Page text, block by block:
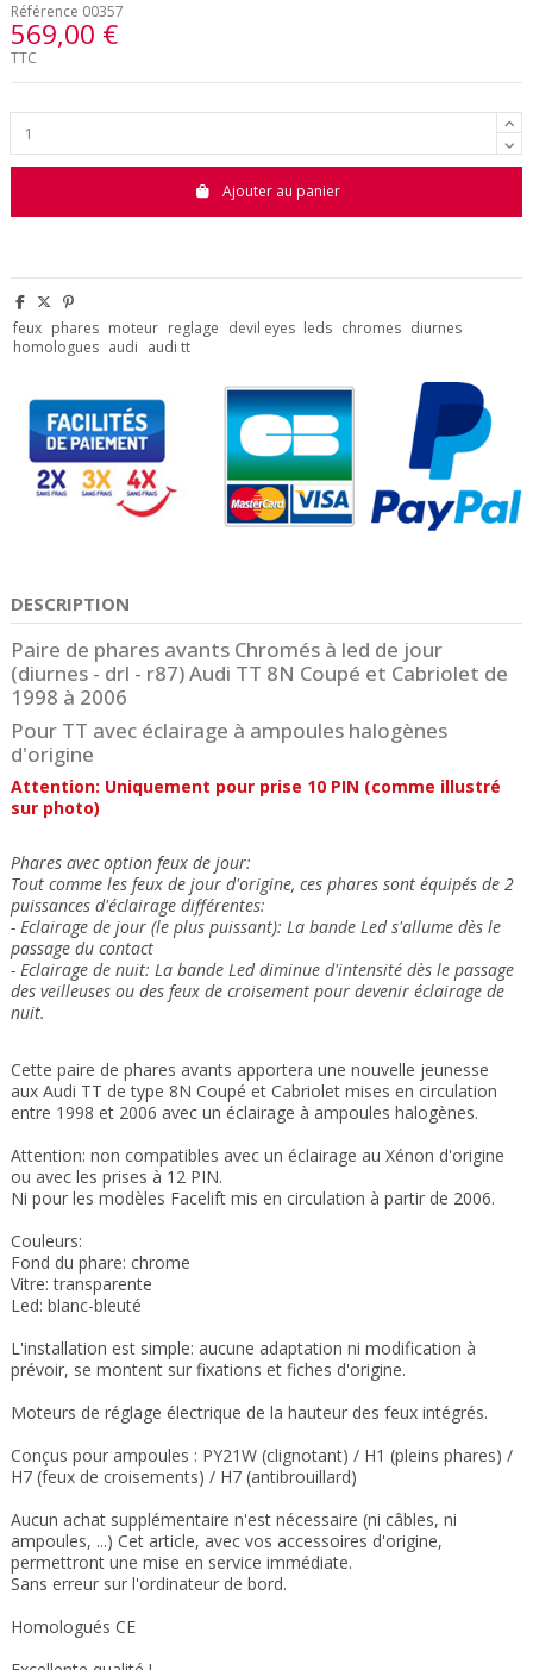
Référence 00357
569,00 €
TTC
Ajouter au panier
feux phares moteur reglage devil eyes leds chromes diurnes
homologues audi audi tt
DESCRIPTION
Paire de phares avants Chromés à led de jour
(diurnes - drl - r87) Audi TT 8N Coupé et Cabriolet de
1998 à 2006
Pour TT avec éclairage à ampoules halogènes
d'origine
Attention: Uniquement pour prise 10 PIN (comme illustré
sur photo)
Phares avec option feux de jour:
Tout comme les feux de jour d'origine, ces phares sont équipés de 2
puissances d'éclairage différentes:
- Eclairage de jour (le plus puissant): La bande Led s'allume dès le
passage du contact
- Eclairage de nuit: La bande Led diminue d'intensité dès le passage
des veilleuses ou des feux de croisement pour devenir éclairage de
nuit.
Cette paire de phares avants apportera une nouvelle jeunesse
aux Audi TT de type 8N Coupé et Cabriolet mises en circulation
entre 1998 et 2006 avec un éclairage à ampoules halogènes.
Attention: non compatibles avec un éclairage au Xénon d'origine
ou avec les prises à 12 PIN.
Ni pour les modèles Facelift mis en circulation à partir de 2006.
Couleurs:
Fond du phare: chrome
Vitre: transparente
Led: blanc-bleuté
L'installation est simple: aucune adaptation ni modification à
prévoir, se montent sur fixations et fiches d'origine.
Moteurs de réglage électrique de la hauteur des feux intégrés.
Conçus pour ampoules : PY21W (clignotant) / H1 (pleins phares) /
H7 (feux de croisements) / H7 (antibrouillard)
Aucun achat supplémentaire n'est nécessaire (ni câbles, ni
ampoules, ...) Cet article, avec vos accessoires d'origine,
permettront une mise en service immédiate.
Sans erreur sur l'ordinateur de bord.
Homologués CE